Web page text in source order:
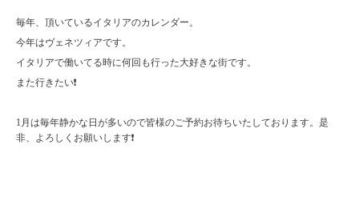
毎年、頂いているイタリアのカレンダー。
今年はヴェネツィアです。
イタリアで働いてる時に何回も行った大好きな街です。
また行きたい❗️
1月は毎年静かな日が多いので皆様のご予約お待ちいたしております。是
非、よろしくお願いします❗️